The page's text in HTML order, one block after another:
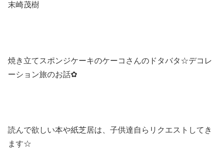
末崎茂樹
焼き立てスポンジケーキのケーコさんのドタバタ☆デコレ
ーション旅のお話✿
読んで欲しい本や紙芝居は、子供達自らリクエストしてき
ます☆